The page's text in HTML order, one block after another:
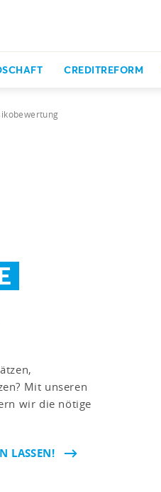
CREDITREFORM
Mit unseren
wir die nötige
LASSEN!